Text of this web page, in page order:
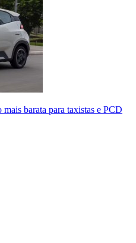
barata para taxistas e PCD